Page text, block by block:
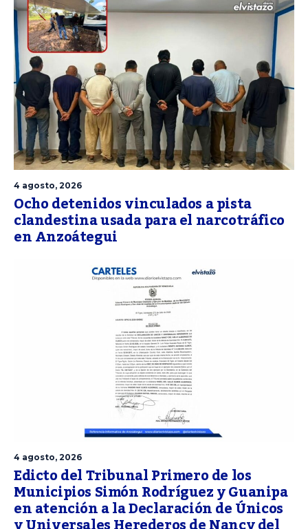
4 agosto, 2026
Ocho detenidos vinculados a pista
clandestina usada para el narcotráfico
en Anzoátegui
4 agosto, 2026
Edicto del Tribunal Primero de los
Municipios Simón Rodríguez y Guanipa
en atención a la Declaración de Únicos